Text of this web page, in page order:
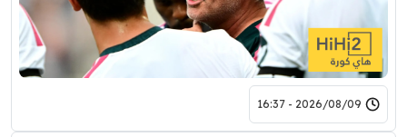
2026/08/09 - 16:37